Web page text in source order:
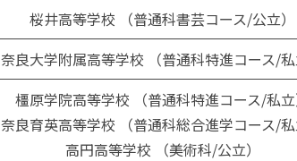
桜井高等学校 （普通科書芸コース/公立）
奈良大学附属高等学校 （普通科特進コース/
橿原学院高等学校 （普通科特進コース/私
奈良育英高等学校 （普通科総合進学コース/
高円高等学校 （美術科/公立）